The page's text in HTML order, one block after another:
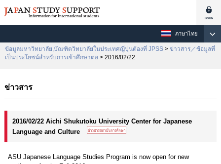
ภาษาไทย
ข้อมูลมหาวิทยาลัย,บัณฑิตวิทยาลัยในประเทศญี่ปุ่นต้องที่ JPSS > ข่าวสาร／ข้อมูลที่
เป็นประโยชน์สำหรับการเข้าศึกษาต่อ > 2016/02/22
ข่าวสาร
2016/02/22 Aichi Shukutoku University Center for Japanese
Language and Culture
ASU Japanese Language Studies Program is now open for new